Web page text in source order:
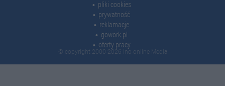
pliki cookies
prywatność
reklamacje
gowork.pl
oferty pracy
© copyright 2000-2026 Ino-online Media